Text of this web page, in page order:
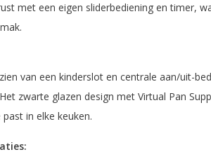
met een eigen sliderbediening en timer,
van een kinderslot en centrale aan/uit-
zwarte glazen design met Virtual Pan
in elke keuken.